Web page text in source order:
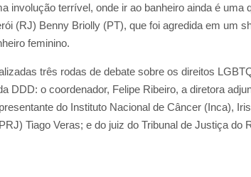
involução terrível, onde ir ao banheiro ainda é uma
(RJ) Benny Briolly (PT), que foi agredida em um
feminino.
três rodas de debate sobre os direitos
DDD: o coordenador, Felipe Ribeiro, a diretora
do Instituto Nacional de Câncer (Inca),
Tiago Veras; e do juiz do Tribunal de Justiça do